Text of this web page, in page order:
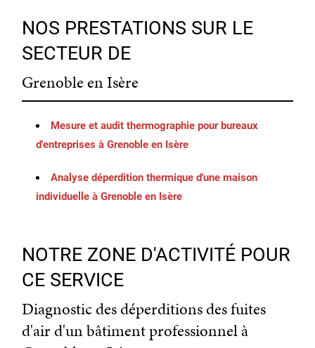
NOS PRESTATIONS SUR LE
SECTEUR DE
Grenoble en Isère
Mesure et audit thermographie pour bureaux
d'entreprises à Grenoble en Isère
Analyse déperdition thermique d'une maison
individuelle à Grenoble en Isère
NOTRE ZONE D'ACTIVITÉ POUR
CE SERVICE
Diagnostic des déperditions des fuites
d'air d'un bâtiment professionnel à